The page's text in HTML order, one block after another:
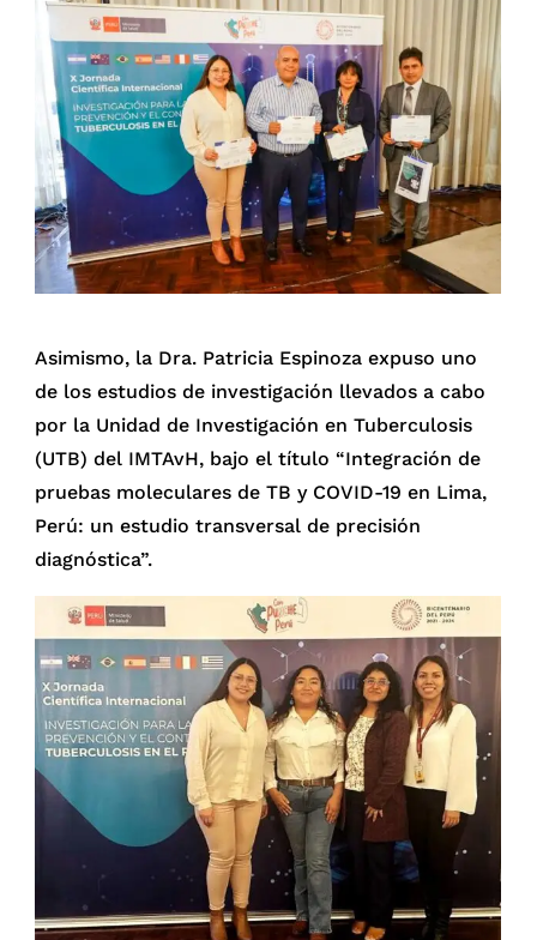
Asimismo, la Dra. Patricia Espinoza expuso uno
de los estudios de investigación llevados a cabo
por la Unidad de Investigación en Tuberculosis
(UTB) del IMTAvH, bajo el título “Integración de
pruebas moleculares de TB y COVID-19 en Lima,
Perú: un estudio transversal de precisión
diagnóstica”.